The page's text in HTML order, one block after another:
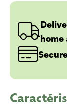
home